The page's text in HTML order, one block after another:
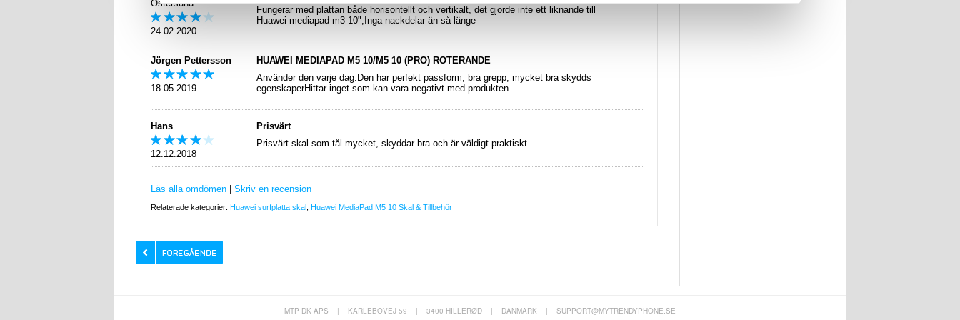
Östersund
24.02.2020
Fungerar med plattan både horisontellt och vertikalt, det gjorde inte ett liknande till
Huawei mediapad m3 10",Inga nackdelar än så länge
Jörgen Pettersson
18.05.2019
HUAWEI MEDIAPAD M5 10/M5 10 (PRO) ROTERANDE
Använder den varje dag.Den har perfekt passform, bra grepp, mycket bra skydds
egenskaperHittar inget som kan vara negativt med produkten.
Hans
12.12.2018
Prisvärt
Prisvärt skal som tål mycket, skyddar bra och är väldigt praktiskt.
Läs alla omdömen Skriv en recension
Relaterade kategorier: Huawei surfplatta skal Huawei MediaPad M5 10 Skal & Tillbehör
MTP DK APS | KARLEBOVEJ 59 | 3400 HILLERØD | DANMARK | SUPPORT@MYTRENDYPHONE.SE